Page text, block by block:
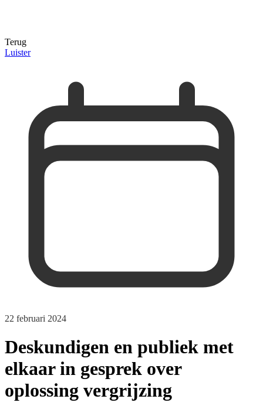
Terug
Luister
22 februari 2024
Deskundigen en publiek met
elkaar in gesprek over
oplossing vergrijzing